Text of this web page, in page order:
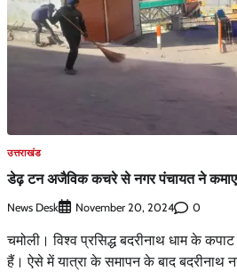
उत्तराखंड
डेढ़ टन अजैविक कचरे से नगर पंचायत ने
News Desk November 20, 2024 0
चमोली। विश्व प्रसिद्ध बदरीनाथ धाम के
हैं। ऐसे में यात्रा के समापन के बाद बदरीनाथ